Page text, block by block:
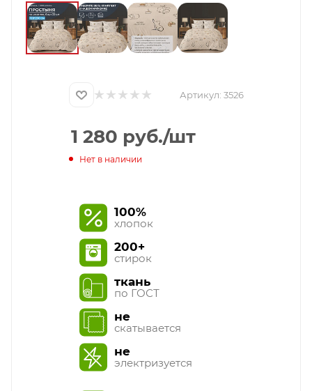
Артикул: 3526
1 280 руб./шт
Нет в наличии
100%
хлопок
200+
стирок
ткань
по ГОСТ
не
скатывается
не
электризуется